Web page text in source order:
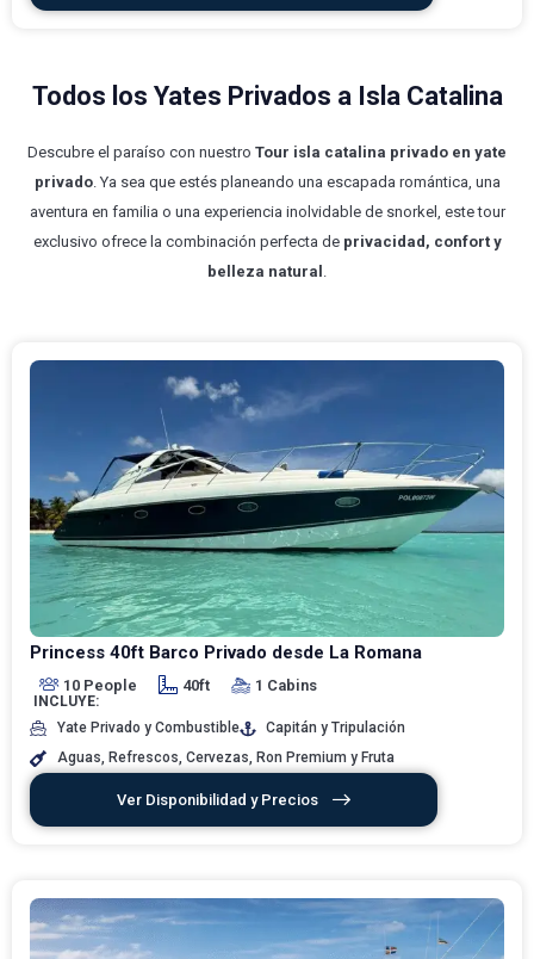
Todos los Yates Privados a Isla Catalina
Descubre el paraíso con nuestro Tour isla catalina privado en yate
privado. Ya sea que estés planeando una escapada romántica, una
aventura en familia o una experiencia inolvidable de snorkel, este tour
exclusivo ofrece la combinación perfecta de privacidad, confort y
belleza natural
Princess 40ft Barco Privado desde La Romana
10 People 40ft 1 Cabins
INCLUYE:
Yate Privado y Combustible
Capitán y Tripulación
Aguas, Refrescos, Cervezas, Ron Premium y Fruta
Ver Disponibilidad y Precios